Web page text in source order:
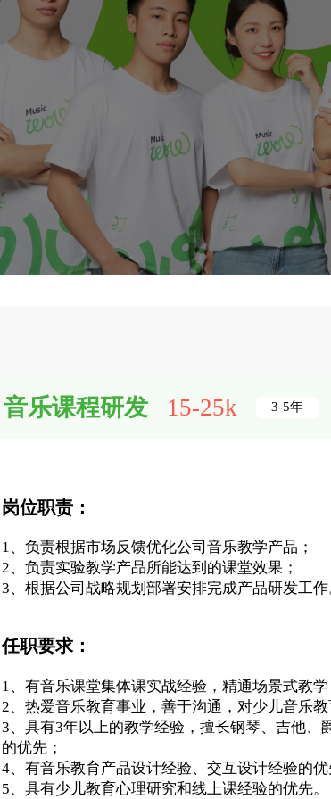
音乐课程研发 15-25k 3-5年
岗位职责：
1、负责根据市场反馈优化公司音乐教学产品；
2、负责实验教学产品所能达到的课堂效果；
3、根据公司战略规划部署安排完成产品研发工作
任职要求：
1、有音乐课堂集体课实战经验，精通场景式教学
2、热爱音乐教育事业，善于沟通，对少儿音乐教
3、具有3年以上的教学经验，擅长钢琴、吉他
的优先；
4、有音乐教育产品设计经验、交互设计经验的优
5、具有少儿教育心理研究和线上课经验的优先。